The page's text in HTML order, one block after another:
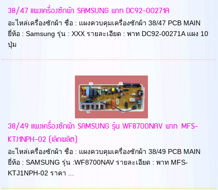
38/47 แผงเครื่องซักผ้า SAMSUNG พาท DC92-00271A
อะไหล่เครื่องซักผ้า ชื่อ : แผงควบคุมเครื่องซักผ้า 38/47 PCB MAIN
ยี่ห้อ : Samsung รุ่น : XXX รายละเอียด : พาท DC92-00271A แผง 10
ปุ่ม
38/49 แผงเครื่องซักผ้า SAMSUNG รุ่น WF8700NAV พาท MFS-
KTJ1NPH-02 (เลิกผลิต)
อะไหล่เครื่องซักผ้า ชื่อ : แผงควบคุมเครื่องซักผ้า 38/49 PCB MAIN
ยี่ห้อ : SAMSUNG รุ่น :WF8700NAV รายละเอียด : พาท MFS-
KTJ1NPH-02 ราคา ...